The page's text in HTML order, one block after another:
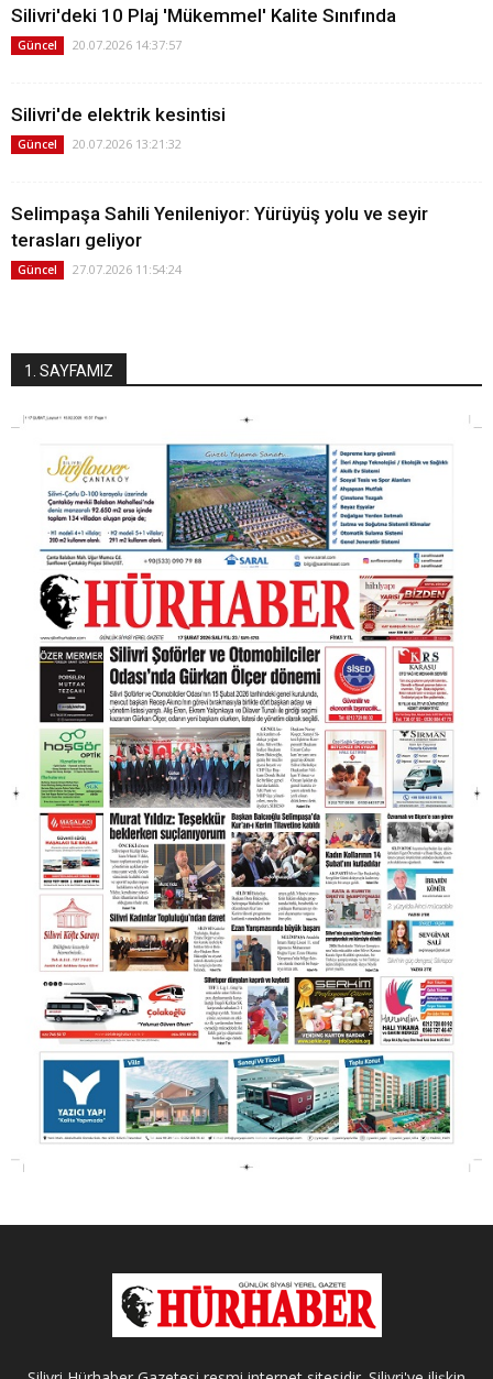
Silivri'deki 10 Plaj 'Mükemmel' Kalite Sınıfında
Güncel 20.07.2026 14:37:57
Silivri'de elektrik kesintisi
Güncel 20.07.2026 13:21:32
Selimpaşa Sahili Yenileniyor: Yürüyüş yolu ve seyir
terasları geliyor
Güncel 27.07.2026 11:54:24
1. SAYFAMIZ